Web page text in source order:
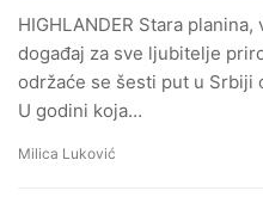
HIGHLANDER Stara
događaj za sve ljubitelje
održaće se šesti put u Srbiji
U godini koja…
Milica Luković